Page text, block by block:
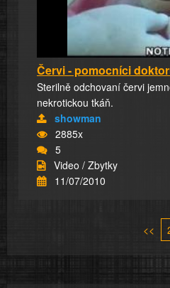
Červi - pomocníci
Sterilně odchovaní červi
nekrotickou tkáň.
showman
2885x
5
Video / Zbytky
11/07/2010
<<